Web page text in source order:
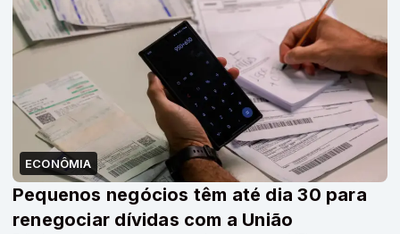
ECONÔMIA
Pequenos negócios têm até dia 30 para
renegociar dívidas com a União